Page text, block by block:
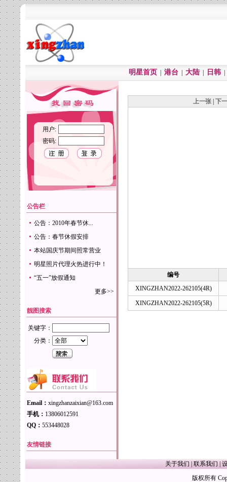
明星首页 港台 大陆 日韩
用户:
密码:
公告栏
公告：2010年春节休...
公告：春节休假安排
本站国庆节期间照常营业
明星照片代理火热进行中！
“五一”放假通知
更多>>
靓图搜索
关键字：
分类：
Email： xingzhanzaixian@163.com
手机： 13806012591
QQ： 553448028
友情链接
上一张 下
编号
XINGZHAN2022-262105(4R)
XINGZHAN2022-262105(5R)
关于我们 联系我们
版权所有